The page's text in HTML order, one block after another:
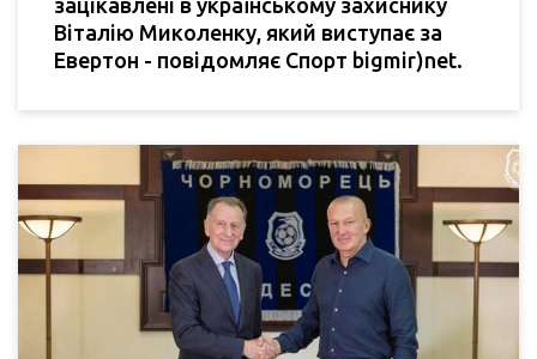
Віталію Миколенку, який виступає за
Евертон - повідомляє Спорт bigmir)net.